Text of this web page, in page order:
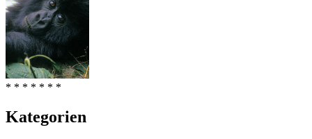
* * * * * * *
Kategorien